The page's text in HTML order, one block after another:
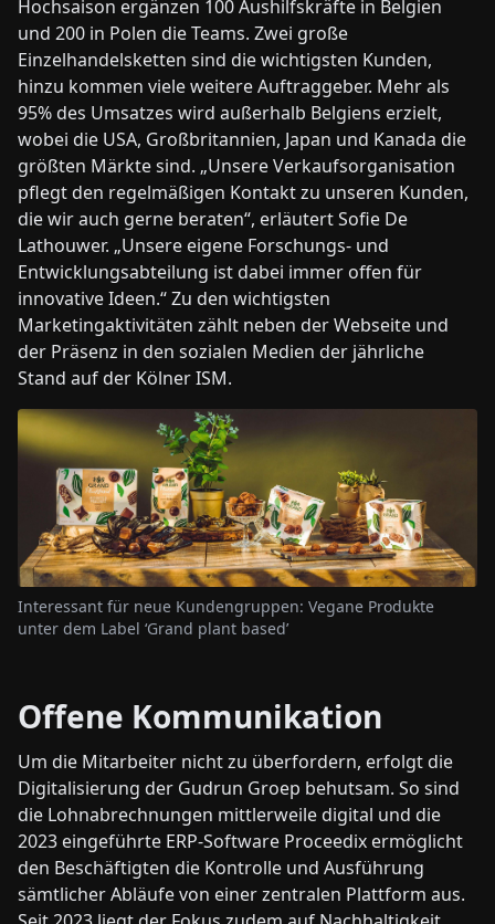
Hochsaison ergänzen 100 Aushilfskräfte in Belgien
und 200 in Polen die Teams. Zwei große
Einzelhandelsketten sind die wichtigsten Kunden,
hinzu kommen viele weitere Auftraggeber. Mehr als
95% des Umsatzes wird außerhalb Belgiens erzielt,
wobei die USA, Großbritannien, Japan und Kanada die
größten Märkte sind. „Unsere Verkaufsorganisation
pflegt den regelmäßigen Kontakt zu unseren Kunden,
die wir auch gerne beraten“, erläutert Sofie De
Lathouwer. „Unsere eigene Forschungs- und
Entwicklungsabteilung ist dabei immer offen für
innovative Ideen.“ Zu den wichtigsten
Marketingaktivitäten zählt neben der Webseite und
der Präsenz in den sozialen Medien der jährliche
Stand auf der Kölner ISM.
Interessant für neue Kundengruppen: Vegane Produkte
unter dem Label ‘Grand plant based’
Offene Kommunikation
Um die Mitarbeiter nicht zu überfordern, erfolgt die
Digitalisierung der Gudrun Groep behutsam. So sind
die Lohnabrechnungen mittlerweile digital und die
2023 eingeführte ERP-Software Proceedix ermöglicht
den Beschäftigten die Kontrolle und Ausführung
sämtlicher Abläufe von einer zentralen Plattform aus.